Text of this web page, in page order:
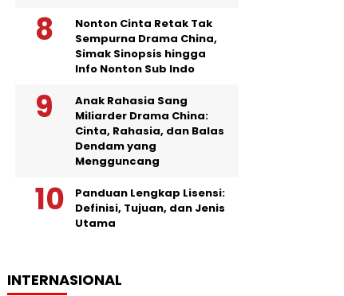
Nonton Cinta Retak Tak
Sempurna Drama China,
Simak Sinopsis hingga
Info Nonton Sub Indo
Anak Rahasia Sang
Miliarder Drama China:
Cinta, Rahasia, dan Balas
Dendam yang
Mengguncang
Panduan Lengkap Lisensi:
Definisi, Tujuan, dan Jenis
Utama
INTERNASIONAL